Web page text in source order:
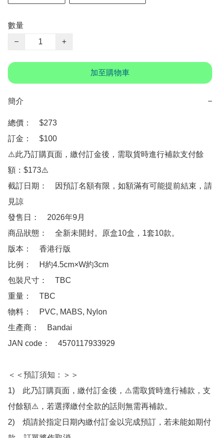
數量
−
+
加至購物車
簡介 −
總價：　$273
訂金：　$100
⚠️此乃訂購頁面，繳付訂金後，需取貨時進行補款支付餘
額：$173⚠️
截訂日期：　因預訂名額有限，如額滿有可能提前結束，請
見諒
發售日：　2026年9月
商品狀態：　全新未開封。原盒10盒，1套10款。
版本：　香港行版
比例：　H約4.5cm×W約3cm
包裝尺寸：　TBC
重量：　TBC
物料：　PVC, MABS, Nylon
生產商：　Bandai
JAN code：　4570117933929
＜＜預訂須知：＞＞
1)　此乃訂購頁面，繳付訂金後，⚠️需取貨時進行補款，支
付餘額⚠️，若選擇繳付全款的話則無需再補款。
2)　煩請於指定日期內繳付訂金以完成預訂，若未能如期付